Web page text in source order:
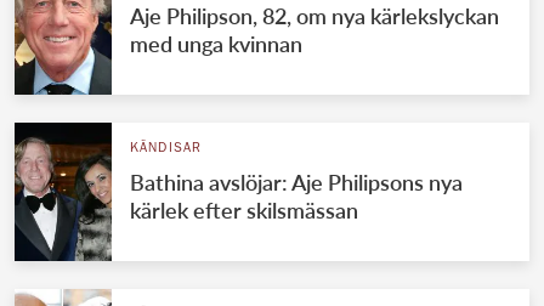
Aje Philipson, 82, om nya kärlekslyckan
med unga kvinnan
KÄNDISAR
Bathina avslöjar: Aje Philipsons nya
kärlek efter skilsmässan